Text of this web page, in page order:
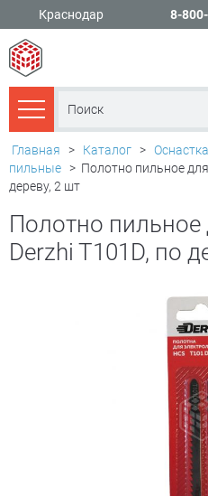
Краснодар 8-
Каталог товаров
Главная > Каталог >
пильные > Полотно пильное
дереву, 2 шт
Полотно пильное
Derzhi T101D, по